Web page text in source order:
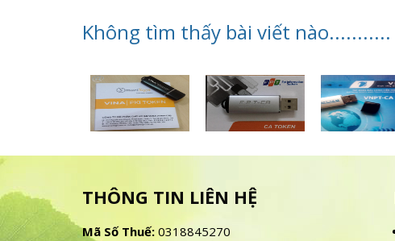
Không tìm thấy bài viết nào...........
THÔNG TIN LIÊN HỆ
Mã Số Thuế: 0318845270